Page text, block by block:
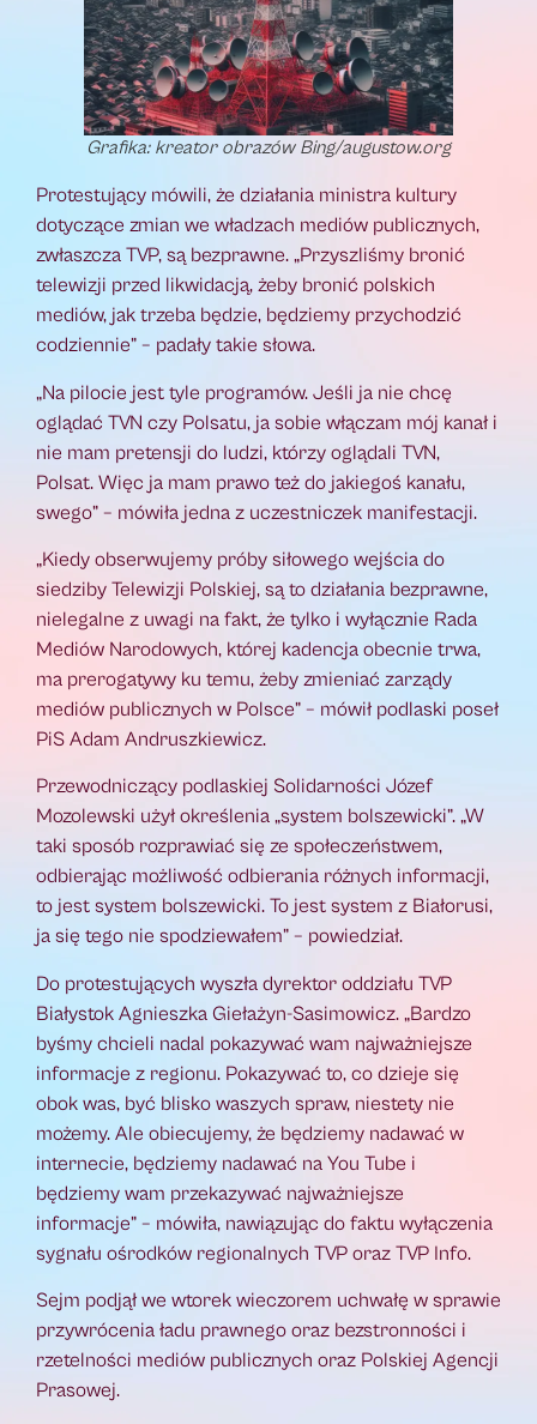
Grafika: kreator obrazów Bing/augustow.org
Protestujący mówili, że działania ministra kultury
dotyczące zmian we władzach mediów publicznych,
zwłaszcza TVP, są bezprawne. „Przyszliśmy bronić
telewizji przed likwidacją, żeby bronić polskich
mediów, jak trzeba będzie, będziemy przychodzić
codziennie” – padały takie słowa.
„Na pilocie jest tyle programów. Jeśli ja nie chcę
oglądać TVN czy Polsatu, ja sobie włączam mój kanał i
nie mam pretensji do ludzi, którzy oglądali TVN,
Polsat. Więc ja mam prawo też do jakiegoś kanału,
swego” – mówiła jedna z uczestniczek manifestacji.
„Kiedy obserwujemy próby siłowego wejścia do
siedziby Telewizji Polskiej, są to działania bezprawne,
nielegalne z uwagi na fakt, że tylko i wyłącznie Rada
Mediów Narodowych, której kadencja obecnie trwa,
ma prerogatywy ku temu, żeby zmieniać zarządy
mediów publicznych w Polsce” – mówił podlaski poseł
PiS Adam Andruszkiewicz.
Przewodniczący podlaskiej Solidarności Józef
Mozolewski użył określenia „system bolszewicki”. „W
taki sposób rozprawiać się ze społeczeństwem,
odbierając możliwość odbierania różnych informacji,
to jest system bolszewicki. To jest system z Białorusi,
ja się tego nie spodziewałem” – powiedział.
Do protestujących wyszła dyrektor oddziału TVP
Białystok Agnieszka Giełażyn-Sasimowicz. „Bardzo
byśmy chcieli nadal pokazywać wam najważniejsze
informacje z regionu. Pokazywać to, co dzieje się
obok was, być blisko waszych spraw, niestety nie
możemy. Ale obiecujemy, że będziemy nadawać w
internecie, będziemy nadawać na You Tube i
będziemy wam przekazywać najważniejsze
informacje” – mówiła, nawiązując do faktu wyłączenia
sygnału ośrodków regionalnych TVP oraz TVP Info.
Sejm podjął we wtorek wieczorem uchwałę w sprawie
przywrócenia ładu prawnego oraz bezstronności i
rzetelności mediów publicznych oraz Polskiej Agencji
Prasowej.